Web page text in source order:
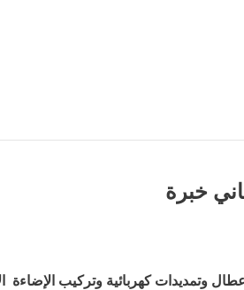
خبرة
وتمديدات كهربائية وتركيب